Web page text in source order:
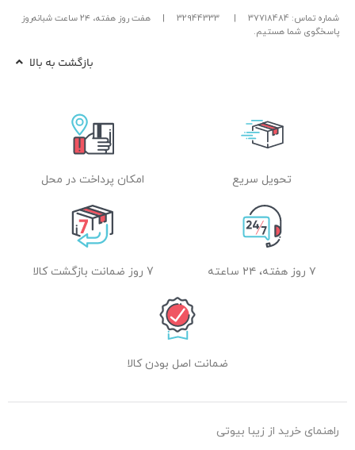
شماره تماس: 37718484 |
32944333
|
هفت روز هفته، ۲۴ ساعت شبانه‌روز
پاسخگوی شما هستیم.
بازگشت به بالا
تحویل سریع امکان پرداخت در محل
۷ روز هفته، ۲۴ ساعته 7 روز ضمانت بازگشت کالا
ضمانت اصل بودن کالا
راهنمای خرید از زیبا بیوتی